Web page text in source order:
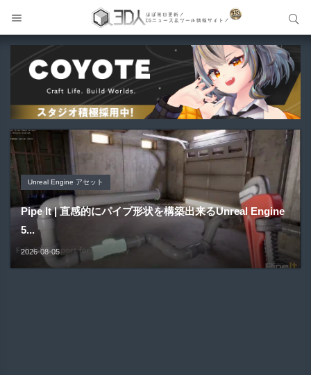
Unreal Engine アセット
Pipe It | 直感的にパイプ形状を構築出来るUnreal Engine
5...
2026-08-05
Unreal Engine アセット
Directive Utilities | ブループリントライブラリやエディタ
ス...
2026-08-03
Unity 本
Unityエフェクトレシピブック パーツを組み合わせて作れ
る | ktk.kum...
2026-08-03
アセット-Asset
SiroinoSotai | 完全無料＆CC0 で商用利用OKなVRChat
向け...
2026-08-02
Blender アドオン
Bioform | 現役臨床医の3DCGアーティストが実際の解剖
学に基づいて構築...
2026-08-01
サイト内検索